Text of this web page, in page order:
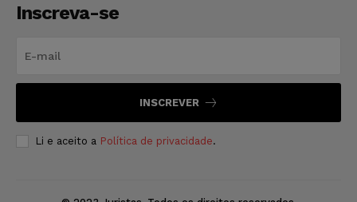
Inscreva-se
INSCREVER
Li e aceito a Política de privacidade.